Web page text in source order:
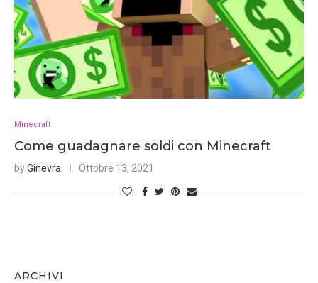
Minecraft
Come guadagnare soldi con Minecraft
byGinevra Ottobre 13, 2021
ARCHIVI